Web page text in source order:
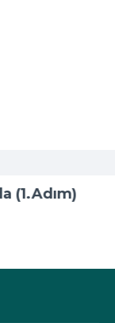
(1.Adım)